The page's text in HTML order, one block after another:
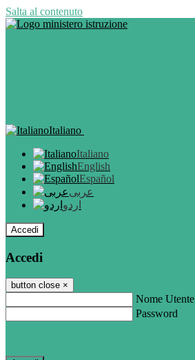
Salta al contenuto
Italiano
Italiano
English
Español
عربى
اردو
Accedi
Accedi
button close ×
Nome Utente
Password